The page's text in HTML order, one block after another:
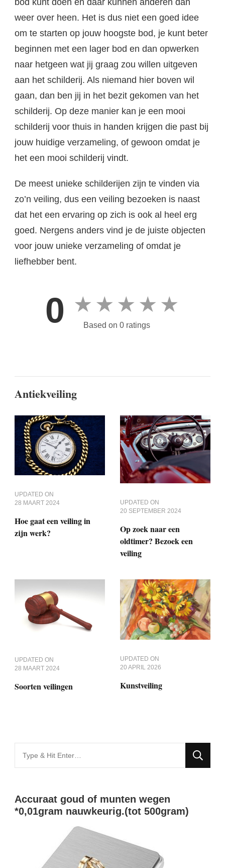
weer over heen. Het is dus niet een goed idee
om te starten op jouw hoogste bod, je kunt beter
beginnen met een lager bod en dan opwerken
naar hetgeen wat jij graag zou willen uitgeven
aan het schilderij. Als niemand hier boven wil
gaan, dan ben jij in het bezit gekomen van het
schilderij. Op deze manier kan je een mooi
schilderij voor thuis in handen krijgen die past bij
jouw huidige verzameling, of gewoon omdat je
het een mooi schilderij vindt.
De meest unieke schilderijen zijn te vinden via
zo’n veiling, dus een veiling bezoeken is naast
dat het een ervaring op zich is ook al heel erg
goed. Nergens anders vind je de juiste objecten
voor jouw unieke verzameling of omdat je
liefhebber bent.
0 ★ ★ ★ ★ ★
Based on 0 ratings
Antiekveiling
UPDATED ON
28 MAART 2024
Hoe gaat een veiling in
zijn werk?
UPDATED ON
20 SEPTEMBER 2024
Op zoek naar een
oldtimer? Bezoek een
veiling
UPDATED ON
28 MAART 2024
Soorten veilingen
UPDATED ON
20 APRIL 2026
Kunstveiling
for
Accuraat goud of munten wegen
*0,01gram nauwkeurig.(tot 500gram)